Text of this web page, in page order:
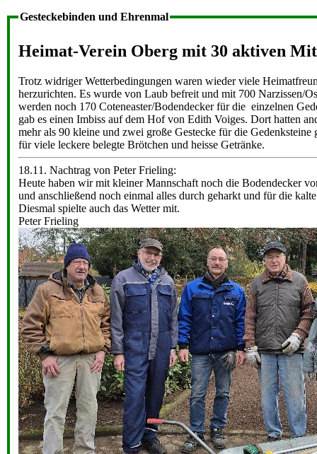
Gesteckebinden und Ehrenmal
Heimat-Verein Oberg mit 30 aktiven
Trotz widriger Wetterbedingungen waren wieder viele
herzurichten. Es wurde von Laub befreit und mit 700 Narzissen/
werden noch 170 Coteneaster/Bodendecker für die einzelnen
gab es einen Imbiss auf dem Hof von Edith Voiges. Dort hatten
mehr als 90 kleine und zwei große Gestecke für die
für viele leckere belegte Brötchen und heisse Getränke.
18.11. Nachtrag von Peter Frieling:
Heute haben wir mit kleiner Mannschaft noch die Bodendecker
und anschließend noch einmal alles durch geharkt und für die
Diesmal spielte auch das Wetter mit.
Peter Frieling